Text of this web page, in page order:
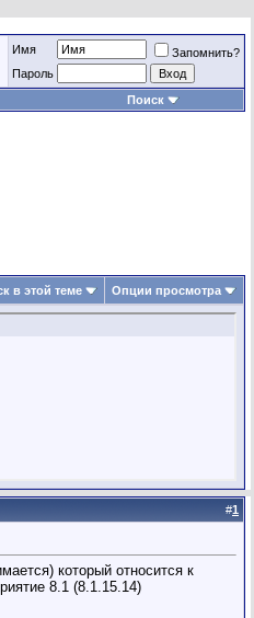
Имя
Запомнить?
Пароль
Поиск
в этой теме Опции просмотра
#1
который относится к
8.1 (8.1.15.14)